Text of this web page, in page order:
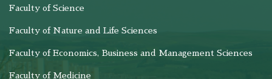
Faculty of Science
Faculty of Nature and Life Sciences
Faculty of Economics, Business and Management Sciences
Faculty of Medicine